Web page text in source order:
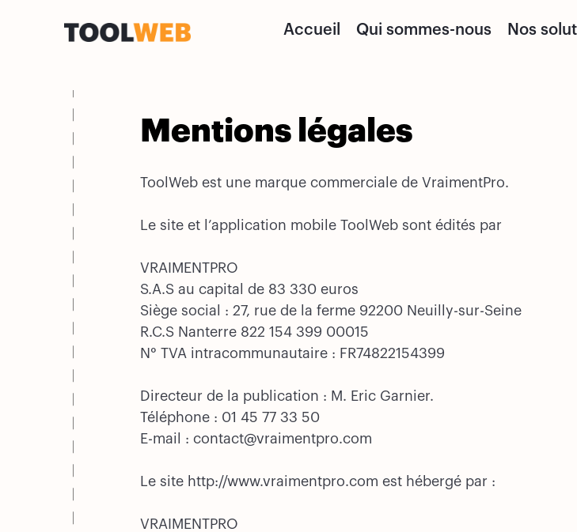
ToolWEb Accueil Qui sommes-nous Nos
Mentions légales
ToolWeb est une marque commerciale de VraimentPro.
Le site et l’application mobile ToolWeb sont édités par
VRAIMENTPRO
S.A.S au capital de 83 330 euros
Siège social : 27, rue de la ferme 92200 Neuilly-sur-Seine
R.C.S Nanterre 822 154 399 00015
N° TVA intracommunautaire : FR74822154399
Directeur de la publication : M. Eric Garnier.
Téléphone : 01 45 77 33 50
E-mail : contact@vraimentpro.com
Le site http://www.vraimentpro.com est hébergé par :
VRAIMENTPRO